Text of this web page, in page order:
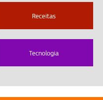
Receitas
Tecnologia